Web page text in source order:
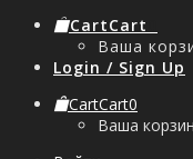
CartCart
Ваша
Login / Sign Up
CartCart0
Ваша